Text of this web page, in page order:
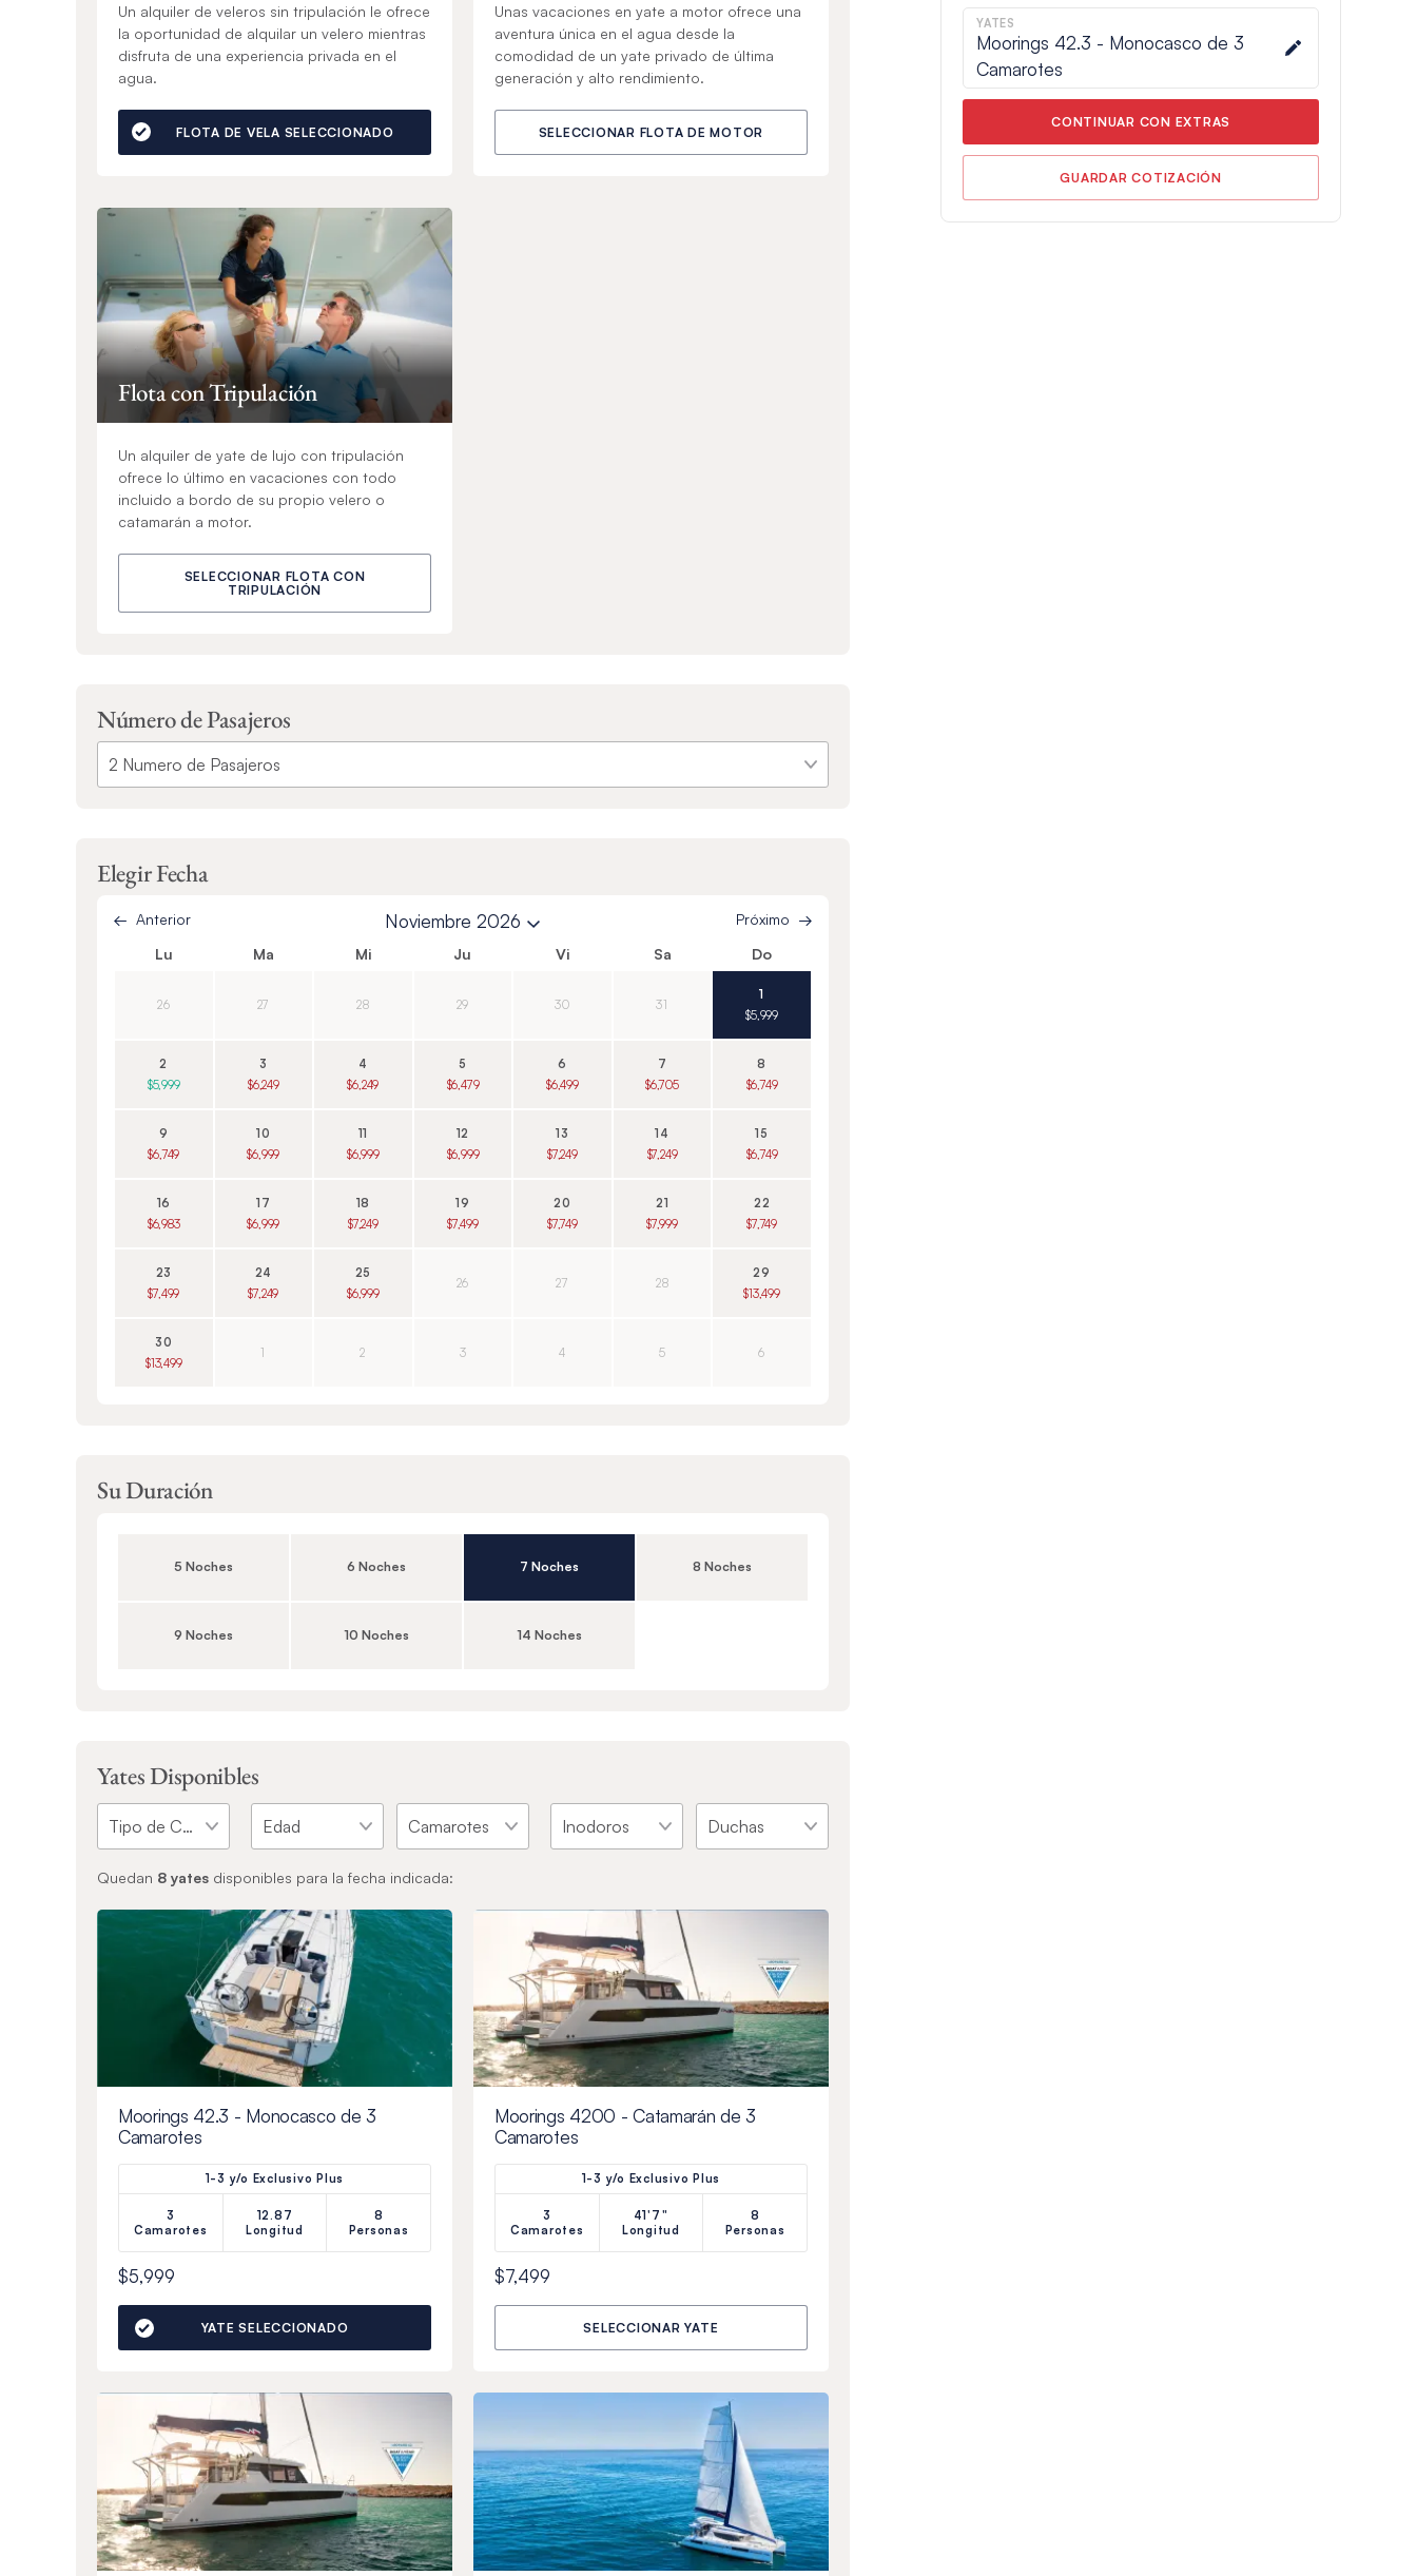
Un alquiler de veleros sin tripulación le ofrece
la oportunidad de alquilar un velero mientras
disfruta de una experiencia privada en el
agua.
FLOTA DE VELA SELECCIONADO
Unas vacaciones en yate a motor ofrece una
aventura única en el agua desde la
comodidad de un yate privado de última
generación y alto rendimiento.
SELECCIONAR FLOTA DE MOTOR
Flota con Tripulación
Un alquiler de yate de lujo con tripulación
ofrece lo último en vacaciones con todo
incluido a bordo de su propio velero o
catamarán a motor.
SELECCIONAR FLOTA CON
TRIPULACIÓN
Número de Pasajeros
Elegir Fecha
Anterior Noviembre 2026
Próximo
Lu
Ma Mi Ju Vi Sa Do
26 27 28 29 30 31
1
$5,999
2
$5,999
3
$6,249
4
$6,249
5
$6,479
6
$6,499
7
$6,705
8
$6,749
9
$6,749
10
$6,999
11
$6,999
12
$6,999
13
$7,249
14
$7,249
15
$6,749
16
$6,983
17
$6,999
18
$7,249
19
$7,499
20
$7,749
21
$7,999
22
$7,749
23
$7,499
24
$7,249
25
$6,999
26 27 28
29
$13,499
30
$13,499
1 2 3 4 5 6
Su Duración
5 Noches 6 Noches 7 Noches 8 Noches
9 Noches 10 Noches 14 Noches
Yates Disponibles
Quedan 8 yates disponibles para la fecha indicada:
Moorings 42.3 - Monocasco de 3
Camarotes
1-3 y/o Exclusivo Plus
3
Camarotes
12.87
Longitud
8
Personas
$5,999
YATE SELECCIONADO
Moorings 4200 - Catamarán de 3
Camarotes
1-3 y/o Exclusivo Plus
3
Camarotes
41'7"
Longitud
8
Personas
$7,499
SELECCIONAR YATE
YATES
Moorings 42.3 - Monocasco de 3
Camarotes
CONTINUAR CON EXTRAS
GUARDAR COTIZACIÓN